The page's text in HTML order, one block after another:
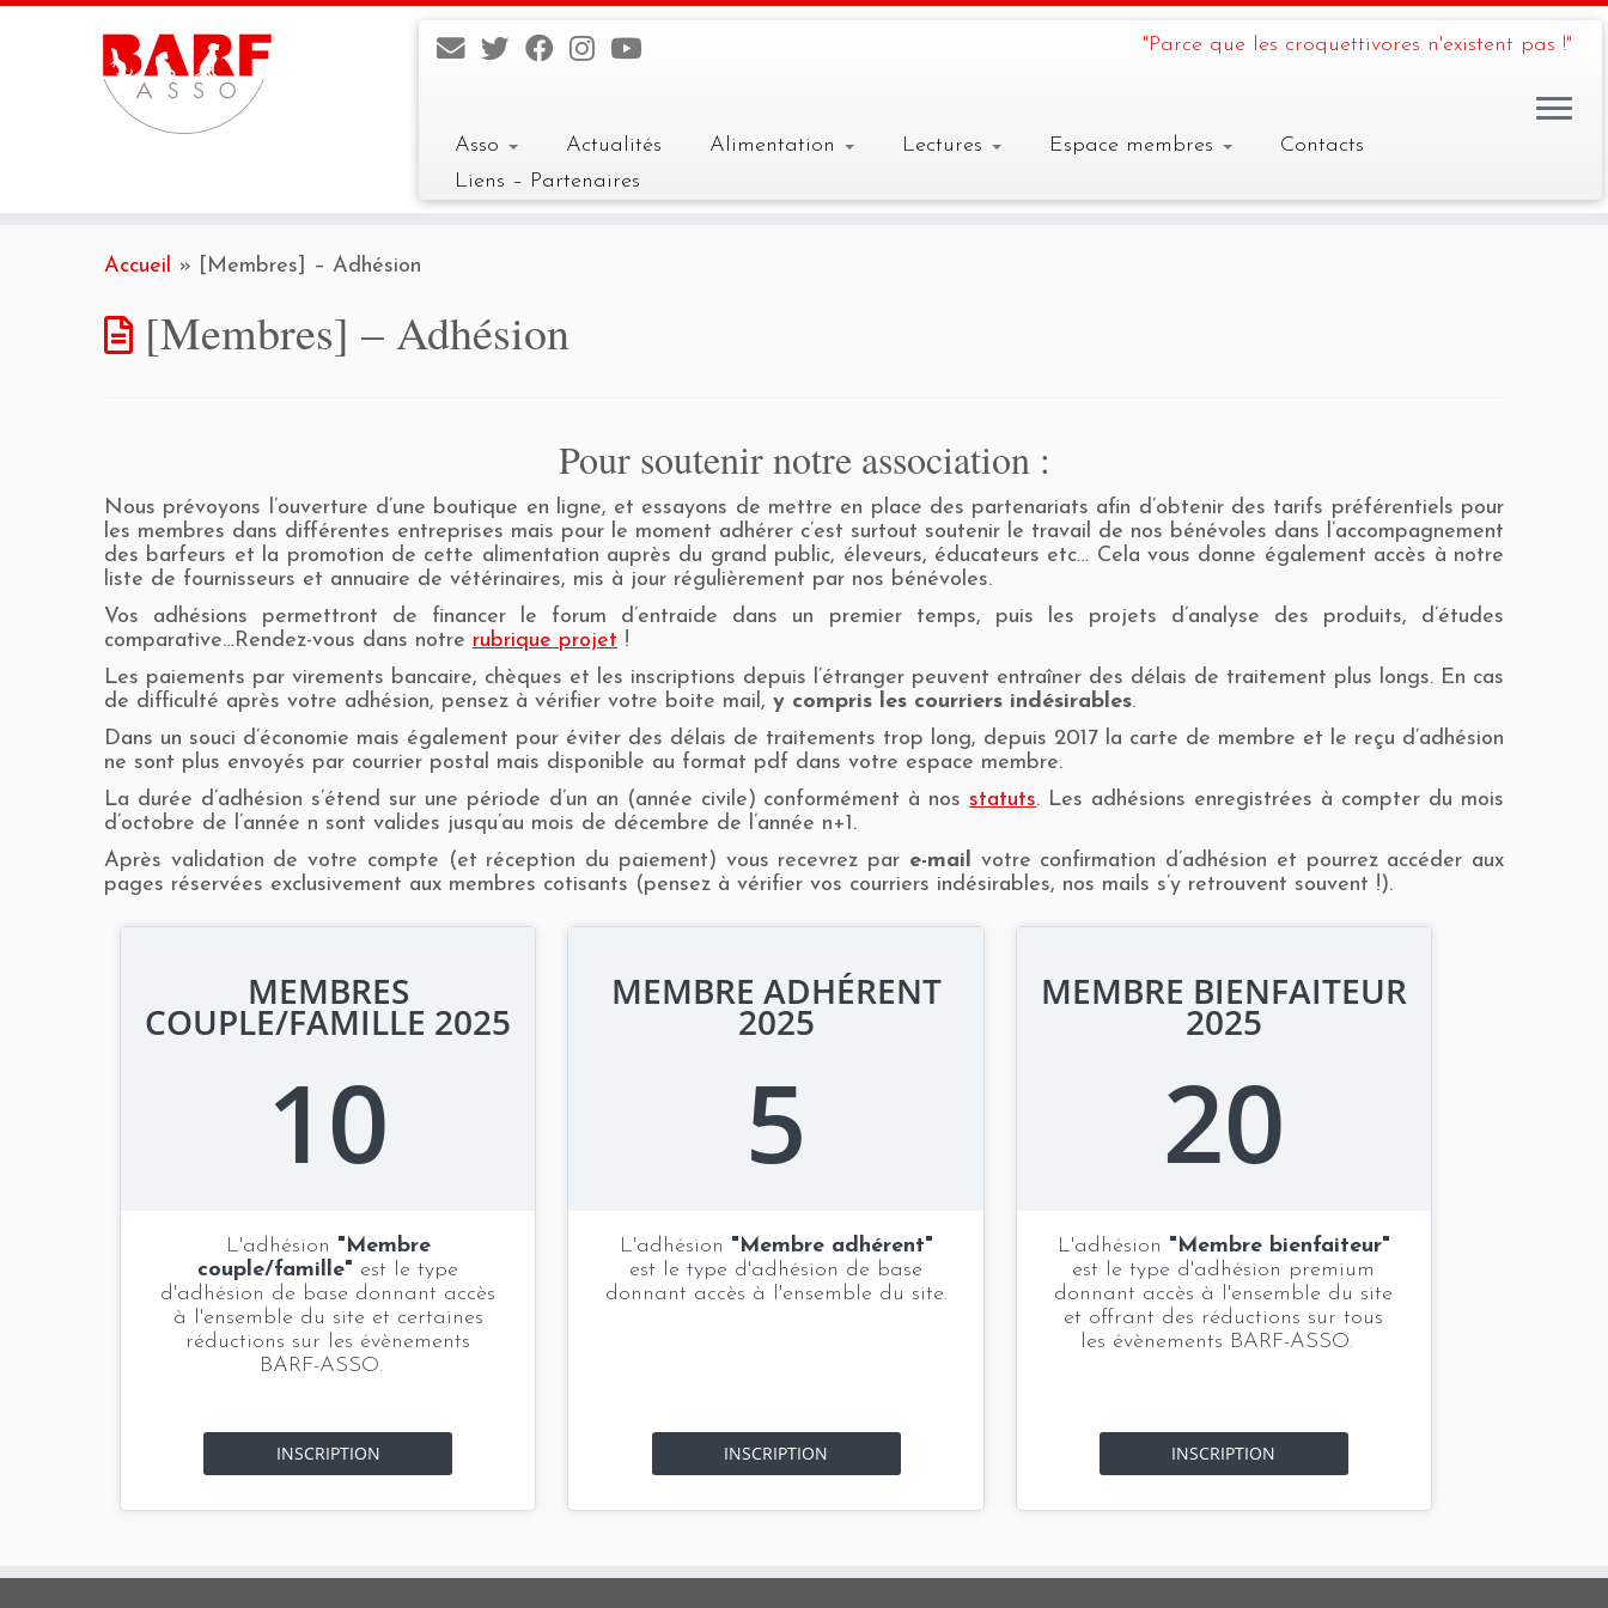
"Parce que les croquettivores n'existent pas !"
Asso Actualités Alimentation Lectures Espace membres
Contacts
Liens – Partenaires
Accueil » [Membres] – Adhésion
[Membres] – Adhésion
Pour soutenir notre association :
Nous prévoyons l’ouverture d’une boutique en ligne, et essayons de mettre en place des partenariats afin d’obtenir des tarifs préférentiels pour
les membres dans différentes entreprises mais pour le moment adhérer c’est surtout soutenir le travail de nos bénévoles dans l’accompagnement
des barfeurs et la promotion de cette alimentation auprès du grand public, éleveurs, éducateurs etc… Cela vous donne également accès à notre
liste de fournisseurs et annuaire de vétérinaires, mis à jour régulièrement par nos bénévoles.
Vos adhésions permettront de financer le forum d’entraide dans un premier temps, puis les projets d’analyse des produits, d’études
comparative…Rendez-vous dans notre rubrique projet !
Les paiements par virements bancaire, chèques et les inscriptions depuis l’étranger peuvent entraîner des délais de traitement plus longs. En cas
de difficulté après votre adhésion, pensez à vérifier votre boite mail, y compris les courriers indésirables.
Dans un souci d’économie mais également pour éviter des délais de traitements trop long, depuis 2017 la carte de membre et le reçu d’adhésion
ne sont plus envoyés par courrier postal mais disponible au format pdf dans votre espace membre.
La durée d’adhésion s’étend sur une période d’un an (année civile) conformément à nosstatuts. Les adhésions enregistrées à compter du mois
d’octobre de l’année n sont valides jusqu’au mois de décembre de l’année n+1.
Après validation de votre compte (et réception du paiement) vous recevrez par e-mail votre confirmation d’adhésion et pourrez accéder aux
pages réservées exclusivement aux membres cotisants (pensez à vérifier vos courriers indésirables, nos mails s’y retrouvent souvent !).
MEMBRES
COUPLE/FAMILLE 2025
10
L'adhésion "Membre
couple/famille" est le type
d'adhésion de base donnant accès
à l'ensemble du site et certaines
réductions sur les évènements
BARF-ASSO.
INSCRIPTION
MEMBRE ADHÉRENT
2025
5
L'adhésion "Membre adhérent"
est le type d'adhésion de base
donnant accès à l'ensemble du site.
INSCRIPTION
MEMBRE BIENFAITEUR
2025
20
L'adhésion "Membre bienfaiteur"
est le type d'adhésion premium
donnant accès à l'ensemble du site
et offrant des réductions sur tous
les évènements BARF-ASSO.
INSCRIPTION